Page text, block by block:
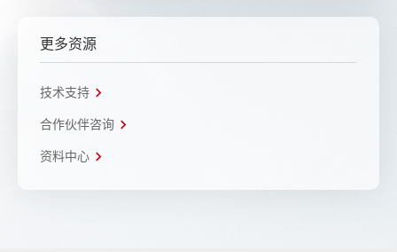
更多资源
技术支持
合作伙伴咨询
资料中心